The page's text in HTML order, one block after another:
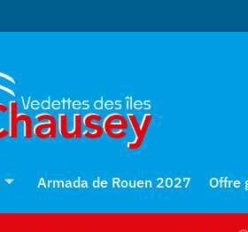
Armada de Rouen 2027 Offre